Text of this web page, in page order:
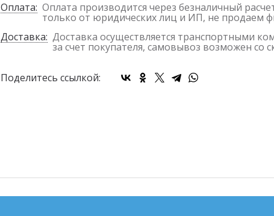
Оплата: Оплата производится через безналичный
только от юридических лиц и ИП, не продаем
Доставка: Доставка осуществляется транспортными
за счет покупателя, самовывоз возможен со
Поделитесь ссылкой: